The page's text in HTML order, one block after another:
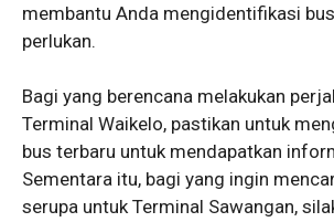
membantu Anda mengidentifikasi
perlukan.
Bagi yang berencana melakukan
Terminal Waikelo, pastikan untuk
bus terbaru untuk mendapatkan
Sementara itu, bagi yang ingin
serupa untuk Terminal Sawangan,